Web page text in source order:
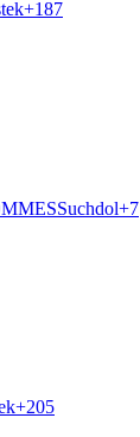
+187
Suchdol+7
+205